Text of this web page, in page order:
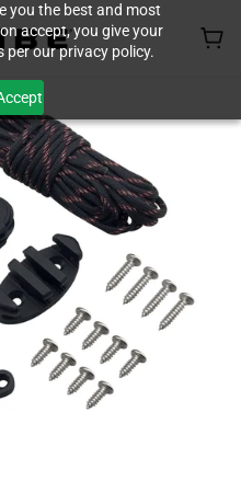
you the best and most
accept, you give your
per our privacy policy.